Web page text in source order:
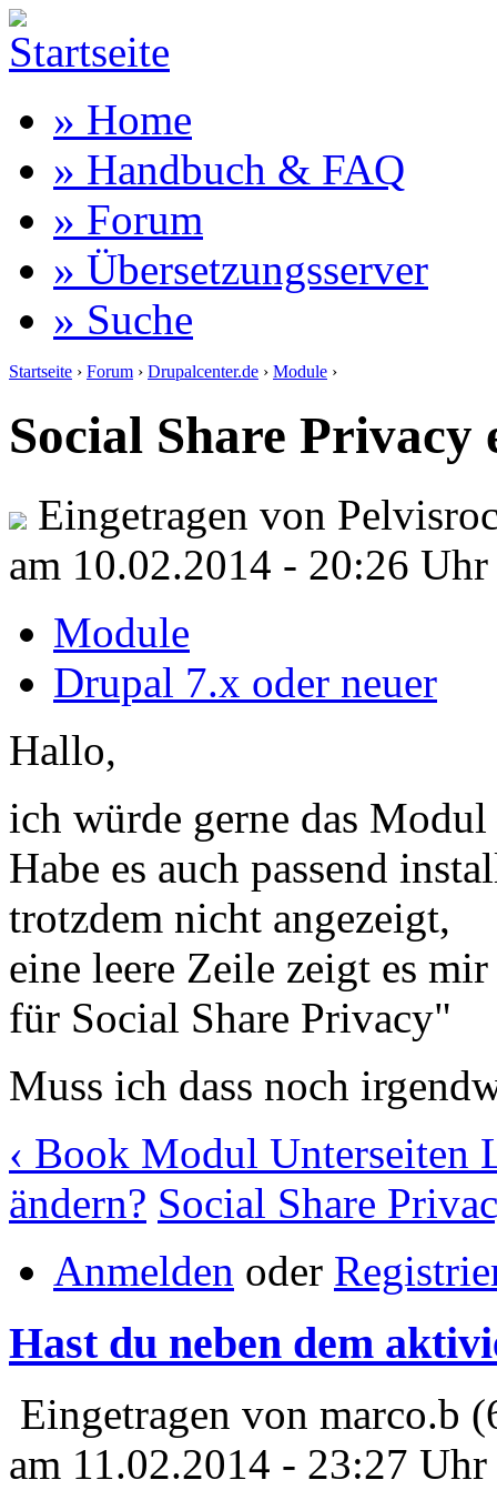
» Home
» Handbuch & FAQ
» Forum
» Übersetzungsserver
» Suche
Startseite › Forum › Drupalcenter.de › Module ›
Social Share Privacy
Eingetragen von
am 10.02.2014 - 20:26 Uhr
Module
Drupal 7.x oder neuer
Hallo,
ich würde gerne das
Habe es auch passend
trotzdem nicht angezeigt,
eine leere Zeile zeigt es
für Social Share Privacy"
Muss ich dass noch
‹ Book Modul Unterseiten
ändern? Social Share
Anmelden oder
Hast du neben dem
Eingetragen von marco.b
am 11.02.2014 - 23:27 Uhr